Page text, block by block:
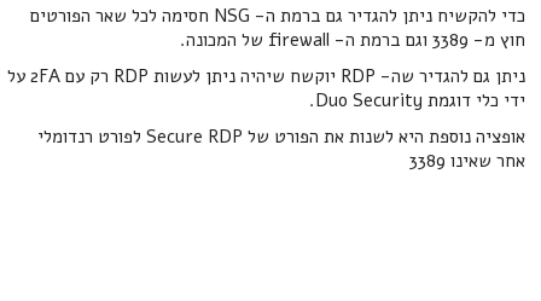
כדי להקשיח ניתן להגדיר גם ברמת ה- NSG חסימה לכל שאר הפורטים
חוץ מ- 3389 וגם ברמת ה- firewall של המכונה.
ניתן גם להגדיר שה- RDP יוקשח שיהיה ניתן לעשות RDP רק עם 2FA על
ידי כלי דוגמת Duo Security.
אופציה נוספת היא לשנות את הפורט של Secure RDP לפורט רנדומלי
אחר שאינו 3389